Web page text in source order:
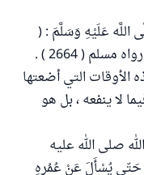
اللَّه عَلَيْهِ وَسَلَّمَ : (
( 2664 ) .
الأوقات التي أضعتها
لا ينفعه ، بل هو
صلى الله عليه
حَتّى يُسْأَلَ عَنْ عُمُرِهِ